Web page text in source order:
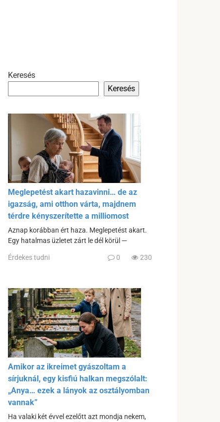
Keresés
Keresés
Meglepetést akart hazavinni… de az
igazság, ami otthon várta, majdnem
térdre kényszerítette a milliomost
Aznap korábban ért haza. Meglepetést akart.
Egy hatalmas üzletet zárt le dél körül —
Érdekes tudni 0 230
Amikor az ikreimet gyászoltam a
sírjuknál, egy kisfiú halkan megszólalt:
„Anya… ezek a lányok az osztályomban
vannak”
Ha valaki két évvel ezelőtt azt mondja nekem,